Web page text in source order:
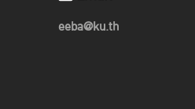
eeba@ku.th